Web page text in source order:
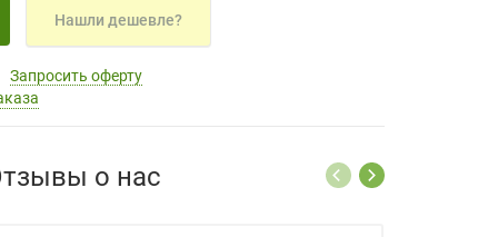
Нашли дешевле?
Запросить оферту
о нас